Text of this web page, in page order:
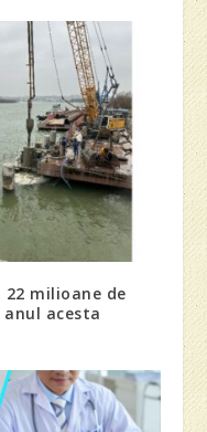
milioane de
acesta